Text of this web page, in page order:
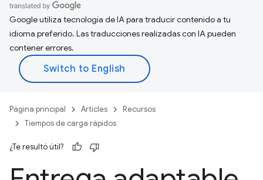
Google utiliza tecnología de IA para traducir contenido a tu
idioma preferido. Las traducciones realizadas con IA pueden
contener errores.
Página principal Articles
Recursos
Tiempos de carga rápidos
¿Te resultó útil?